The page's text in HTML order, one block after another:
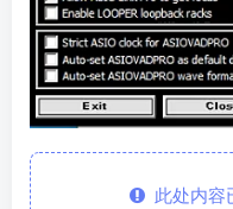
此处内容